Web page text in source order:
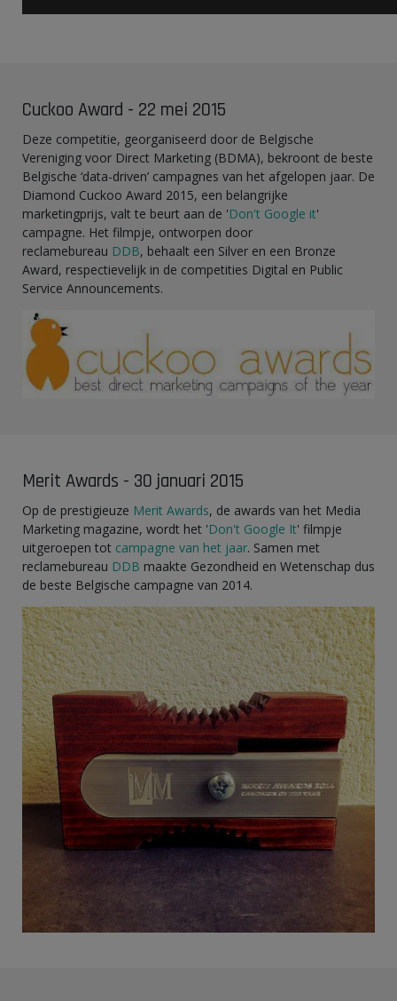
Cuckoo Award - 22 mei 2015
Deze competitie, georganiseerd door de Belgische
Vereniging voor Direct Marketing (BDMA), bekroont de beste
Belgische ‘data-driven’ campagnes van het afgelopen jaar. De
Diamond Cuckoo Award 2015, een belangrijke
marketingprijs, valt te beurt aan de 'Don't Google it'
campagne. Het filmpje, ontworpen door
reclamebureau DDB, behaalt een Silver en een Bronze
Award, respectievelijk in de competities Digital en Public
Service Announcements.
Merit Awards - 30 januari 2015
Op de prestigieuze Merit Awards, de awards van het Media
Marketing magazine, wordt het 'Don't Google It' filmpje
uitgeroepen tot campagne van het jaar. Samen met
reclamebureau DDB maakte Gezondheid en Wetenschap dus
de beste Belgische campagne van 2014.